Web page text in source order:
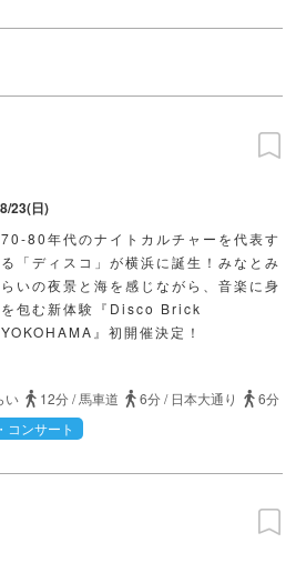
23(日)
70-80年代のナイトカルチャーを代表す
る「ディスコ」が横浜に誕生！みなとみ
らいの夜景と海を感じながら、音楽に身
を包む新体験『Disco Brick
YOKOHAMA』初開催決定！
い 12分/馬車道 6分/ 日本大通り
6分
コンサート